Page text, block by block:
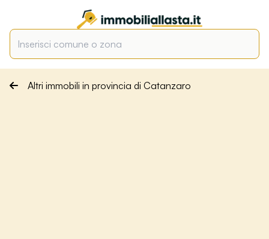
Altri immobili in provincia di Catanzaro